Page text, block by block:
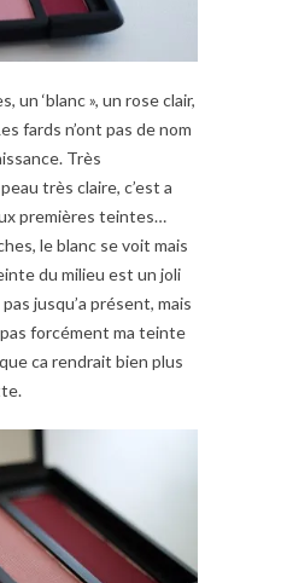
un ‘blanc », un rose clair,
fards n’ont pas de nom
Très
très claire, c’est a
premières teintes…
le blanc se voit mais
du milieu est un joli
jusqu’a présent, mais
pas forcément ma teinte
ca rendrait bien plus